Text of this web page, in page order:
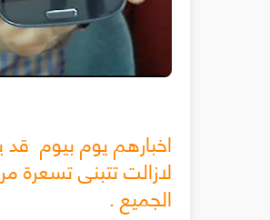
اخبارهم يوم بيوم
لازالت تتبنى تسعرة
الجميع .